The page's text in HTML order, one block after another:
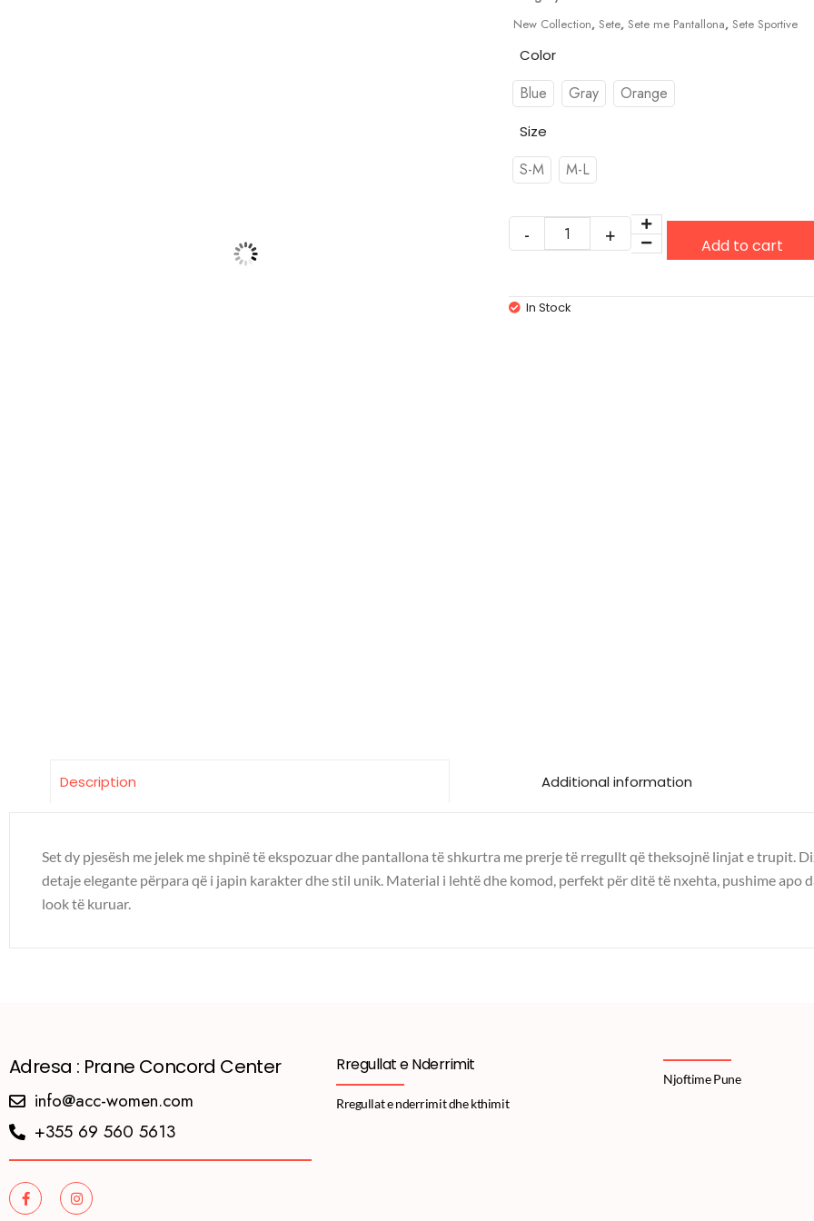
New Collection, Sete, Sete me Pantallona, Sete Sportive
Color
Blue Gray Orange
Size
S-M M-L
Add to cart
In Stock
Description Additional information
Set dy pjesësh me jelek me shpinë të ekspozuar dhe pantallona të shkurtra me prerje të rregullt që theksojnë linjat e trupit.
detaje elegante përpara që i japin karakter dhe stil unik. Material i lehtë dhe komod, perfekt për ditë të nxehta, pushime apo
look të kuruar.
Adresa : Prane Concord Center
info@acc-women.com
+355 69 560 5613
Rregullat e Nderrimit
Rregullat e nderrimit dhe kthimit
Njoftime Pune